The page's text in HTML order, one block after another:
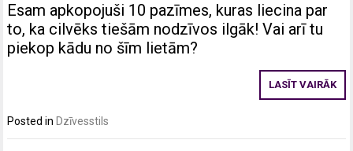
Esam apkopojuši 10 pazīmes, kuras liecina par
to, ka cilvēks tiešām nodzīvos ilgāk! Vai arī tu
piekop kādu no šīm lietām?
LASĪT VAIRĀK
Posted in Dzīvesstils